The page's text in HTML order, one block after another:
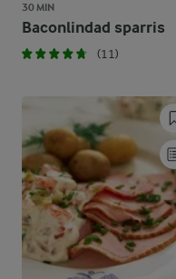
30 MIN
Baconlindad sparris
(11)